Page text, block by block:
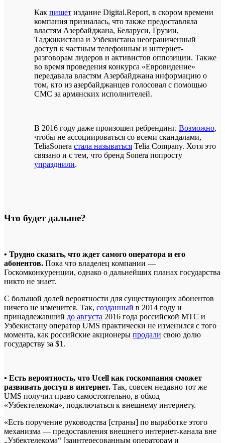
Как пишет издание Digital.Report, в скором времени
компания призналась, что также предоставляла
властям Азербайджана, Беларуси, Грузии,
Таджикистана и Узбекистана неограниченный
доступ к частным телефонным и интернет-
разговорам лидеров и активистов оппозиции. Также
во время проведения конкурса «Евровидение»
передавала властям Азербайджана информацию о
том, кто из азербайджанцев голосовал с помощью
СМС за армянских исполнителей.
В 2016 году даже произошел ребрендинг. Возможно,
чтобы не ассоциироваться со всеми скандалами,
TeliaSonera стала называться Telia Company. Хотя это
связано и с тем, что бренд Sonera попросту
упразднили.
Что будет дальше?
• Трудно сказать, что ждет самого оператора и его
абонентов. Пока что владелец компании —
Госкомконкуренции, однако о дальнейших планах государства
никто не знает.
С большой долей вероятности для существующих абонентов
ничего не изменится. Так, созданный в 2014 году и
принадлежавший до августа 2016 года российской МТС и
Узбекистану оператор UMS практически не изменился с того
момента, как российские акционеры продали свою долю
государству за $1.
• Есть вероятность, что Ucell как госкомпания сможет
развивать доступ в интернет. Так, совсем недавно тот же
UMS получил право самостоятельно, в обход
«Узбектелекома», подключаться к внешнему интернету.
«Есть поручение руководства [страны] по выработке этого
механизма — предоставления внешнего интернет-канала вне
„Узбектелекома“ [заинтересованным операторам и